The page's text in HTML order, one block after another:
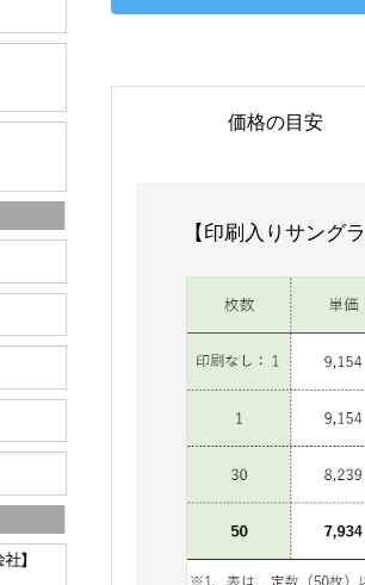
価格の目安
【印刷入りサング